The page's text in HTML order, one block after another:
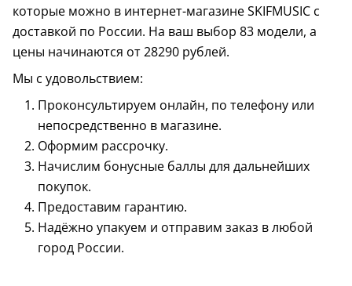
которые можно в интернет-магазине SKIFMUSIC с
доставкой по России. На ваш выбор 83 модели, а
цены начинаются от 28290 рублей.
Мы с удовольствием:
Проконсультируем онлайн, по телефону или
непосредственно в магазине.
Оформим рассрочку.
Начислим бонусные баллы для дальнейших
покупок.
Предоставим гарантию.
Надёжно упакуем и отправим заказ в любой
город России.